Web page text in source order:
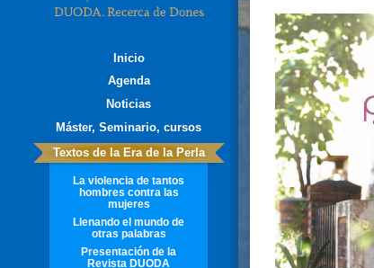
Inicio
Agenda
Noticias
Máster, Seminario, cursos
Textos de la Era de la Perla
La violencia de tantos
hombres contra las
mujeres
Llenando el mundo de
otras palabras
Presentación de la
Revista DUODA